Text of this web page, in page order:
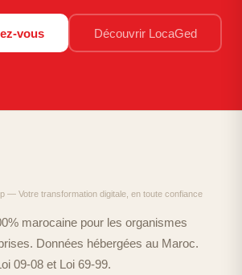
vous Découvrir LocaGed
— Votre transformation digitale, en toute confiance
marocaine pour les organismes
Données hébergées au Maroc.
09-08 et Loi 69-99.